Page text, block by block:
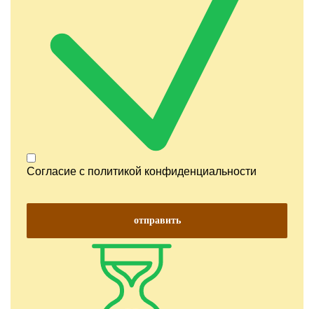
Согласие с политикой конфиденциальности
отправить